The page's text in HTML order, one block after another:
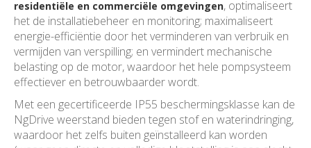
residentiële en commerciële omgevingen, optimaliseert
het de installatiebeheer en monitoring; maximaliseert
energie-efficiëntie door het verminderen van verbruik en
vermijden van verspilling; en vermindert mechanische
belasting op de motor, waardoor het hele pompsysteem
effectiever en betrouwbaarder wordt.
Met een gecertificeerde IP55 beschermingsklasse kan de
NgDrive weerstand bieden tegen stof en waterindringing,
waardoor het zelfs buiten geïnstalleerd kan worden